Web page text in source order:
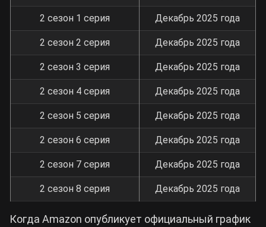
2 сезон 1 серия Декабрь 2025 года
2 сезон 2 серия Декабрь 2025 года
2 сезон 3 серия Декабрь 2025 года
2 сезон 4 серия Декабрь 2025 года
2 сезон 5 серия Декабрь 2025 года
2 сезон 6 серия Декабрь 2025 года
2 сезон 7 серия Декабрь 2025 года
2 сезон 8 серия Декабрь 2025 года
Когда Amazon опубликует официальный график